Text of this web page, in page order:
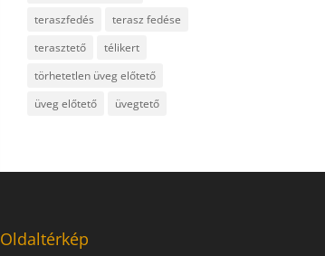
teraszfedés
terasz fedése
terasztető
télikert
törhetetlen üveg előtető
üveg előtető
üvegtető
Oldaltérkép